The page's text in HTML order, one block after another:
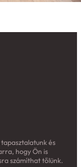
hogy Ön is
számíthat tőlünk.